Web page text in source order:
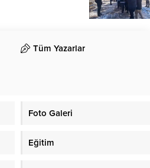
Tüm Yazarlar
Foto Galeri
Eğitim